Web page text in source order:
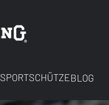
SPORTSCHÜTZEBLOG